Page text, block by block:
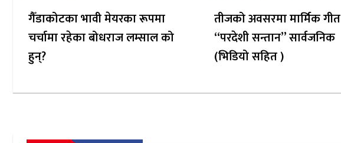
गैँडाकोटका भावी मेयरका रूपमा
चर्चामा रहेका बोधराज लम्साल को
हुन्?
तीजको अवसरमा मार्मिक गीत
“परदेशी सन्तान” सार्वजनिक
(भिडियो सहित )